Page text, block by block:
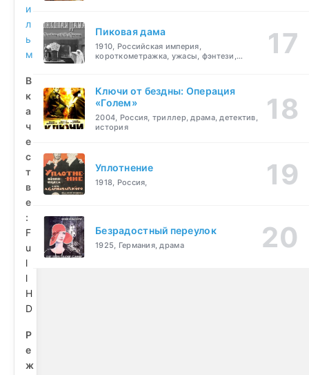
и
л
ь
м
В
к
а
ч
е
с
т
в
е
:
F
u
l
l
H
D
Р
е
ж
Пиковая дама
1910, Российская империя,
короткометражка, ужасы, фэнтези,
Ключи от бездны: Операция
«Голем»
2004, Россия, триллер, драма, детектив,
история
Уплотнение
1918, Россия,
Безрадостный переулок
1925, Германия, драма